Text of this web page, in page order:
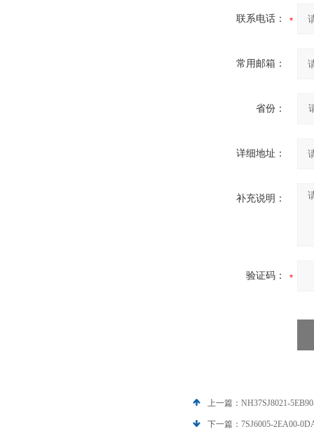
联系电话：
常用邮箱：
省份：
详细地址：
补充说明：
验证码：
上一篇： NH37SJ8021-
下一篇： 7SJ6005-2EA00-